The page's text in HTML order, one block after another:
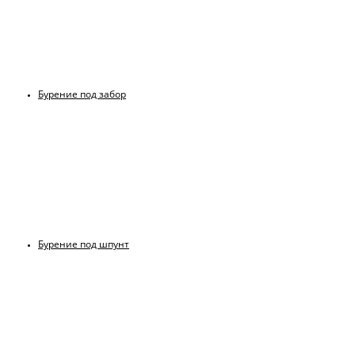
Бурение под забор
Бурение под шпунт